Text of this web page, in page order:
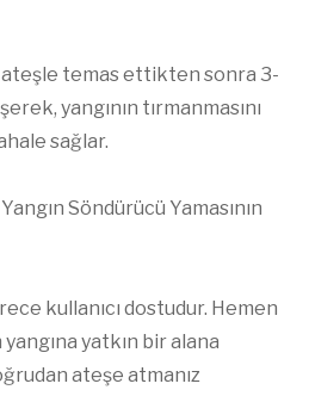
ateşle temas ettikten sonra 3-
yangının tırmanmasını
sağlar.
Söndürücü Yamasının
kullanıcı dostudur. Hemen
yatkın bir alana
ateşe atmanız